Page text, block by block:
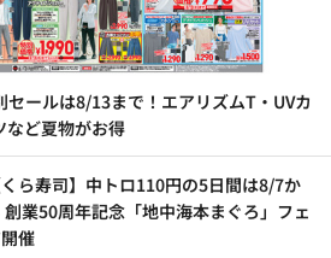
セールは8/13まで！エアリズムT・UVカ
など夏物がお得
くら寿司】中トロ110円の5日間は8/7か
創業50周年記念「地中海本まぐろ」フェ
催